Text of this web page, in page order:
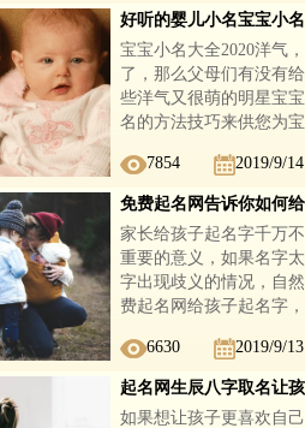
好听的婴儿小名宝宝小
宝宝小名大全2020洋气
了，那么父母们有没有
些洋气又很萌的明星宝
名的方法技巧来供您为
7854 2019/9/
免费起名网告诉你如何
家长给孩子起名字千万
重要的意义，如果名字
字出现歧义的情况，自
费起名网给孩子起名字
6630 2019/9/
起名网生辰八字取名让
如果想让孩子更喜欢自